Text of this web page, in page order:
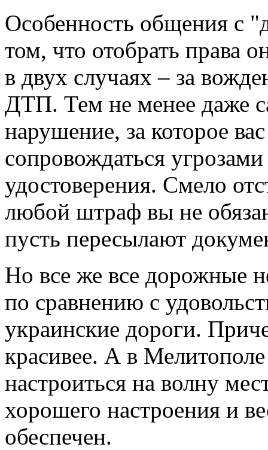
Особенность общения с
том, что отобрать права
в двух случаях – за
ДТП. Тем не менее даже
нарушение, за которое
сопровождаться
удостоверения. Смело
любой штраф вы не
пусть пересылают
Но все же все дорожные
по сравнению с
украинские дороги.
красивее. А в
настроиться на волну
хорошего настроения и
обеспечен.